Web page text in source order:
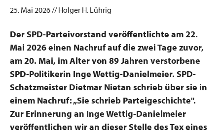
25. Mai 2026 // Holger H. Lührig
Der SPD-Parteivorstand veröffentlichte am 22.
Mai 2026 einen Nachruf auf die zwei Tage zuvor,
am 20. Mai, im Alter von 89 Jahren verstorbene
SPD-Politikerin Inge Wettig-Danielmeier. SPD-
Schatzmeister Dietmar Nietan schrieb über sie in
einem Nachruf: „Sie schrieb Parteigeschichte".
Zur Erinnerung an Inge Wettig-Danielmeier
veröffentlichen wir an dieser Stelle des Tex eines